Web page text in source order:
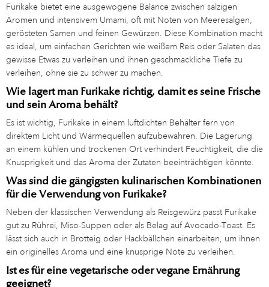
Furikake bietet eine ausgewogene Balance zwischen salzigen
Aromen und intensivem Umami, oft mit Noten von Meeresalgen,
gerösteten Samen und feinen Gewürzen. Diese Kombination macht
es ideal, um einfachen Gerichten wie weißem Reis oder Salaten das
gewisse Etwas zu verleihen und ihnen geschmackliche Tiefe zu
verleihen, ohne sie zu schwer zu machen.
Wie lagert man Furikake richtig, damit es seine Frische
und sein Aroma behält?
Es ist wichtig, Furikake in einem luftdichten Behälter fern von
direktem Licht und Wärmequellen aufzubewahren. Die Lagerung
an einem kühlen und trockenen Ort verhindert Feuchtigkeit, die die
Knusprigkeit und das Aroma der Zutaten beeinträchtigen könnte.
Was sind die gängigsten kulinarischen Kombinationen
für die Verwendung von Furikake?
Neben der klassischen Verwendung als Reisgewürz passt Furikake
gut zu Rührei, Miso-Suppen oder als Belag auf Avocado-Toast. Es
lässt sich auch in Brotteig oder Hackbällchen einarbeiten, um ihnen
ein originelles Aroma und eine knusprige Note zu verleihen.
Ist es für eine vegetarische oder vegane Ernährung
geeignet?